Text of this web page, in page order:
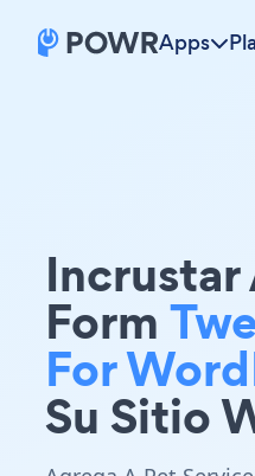
Apps
Incrustar
Form
For
Su Sitio